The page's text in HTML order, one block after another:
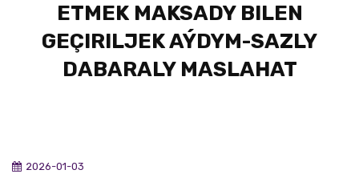
ETMEK MAKSADY BILEN
GEÇIRILJEK AÝDYM-SAZLY
DABARALY MASLAHAT
2026-01-03